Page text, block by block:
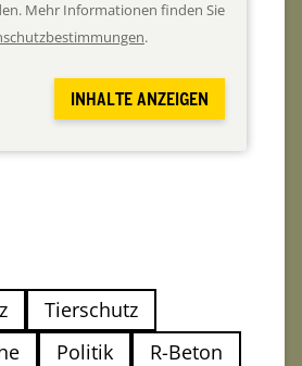
Mehr Informationen finden Sie
.
INHALTE ANZEIGEN
Tierschutz
Politik R-Beton